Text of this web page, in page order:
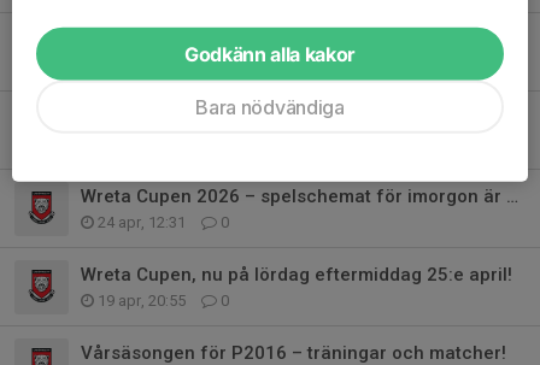
11 maj, 11:45 0
Seriespel 7 mot 7 matchschema!
Wreta Cupen 2026 – spelschemat för imorgon är klart
24 apr, 12:31 0
Wreta Cupen, nu på lördag eftermiddag 25:e april!
19 apr, 20:55 0
Vårsäsongen för P2016 – träningar och matcher!
Godkänn alla kakor
Bara nödvändiga